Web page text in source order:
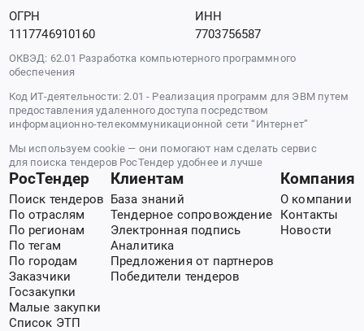
ОГРН
1117746910160
ИНН
7703756587
ОКВЭД: 62.01 Разработка компьютерного программного
обеспечения
Код ИТ-деятельности: 2.01 - Реализация программ для ЭВМ путем
предоставления удаленного доступа посредством
информационно-телекоммуникационной сети “Интернет”
Мы используем cookie — они помогают нам сделать сервис
для поиска тендеров РосТендер удобнее и лучше
РосТендер
Поиск тендеров
По отраслям
По регионам
По тегам
По городам
Заказчики
Госзакупки
Малые закупки
Список ЭТП
Клиентам
База знаний
Тендерное сопровождение
Электронная подпись
Аналитика
Предложения от партнеров
Победители тендеров
Компания
О компании
Контакты
Новости